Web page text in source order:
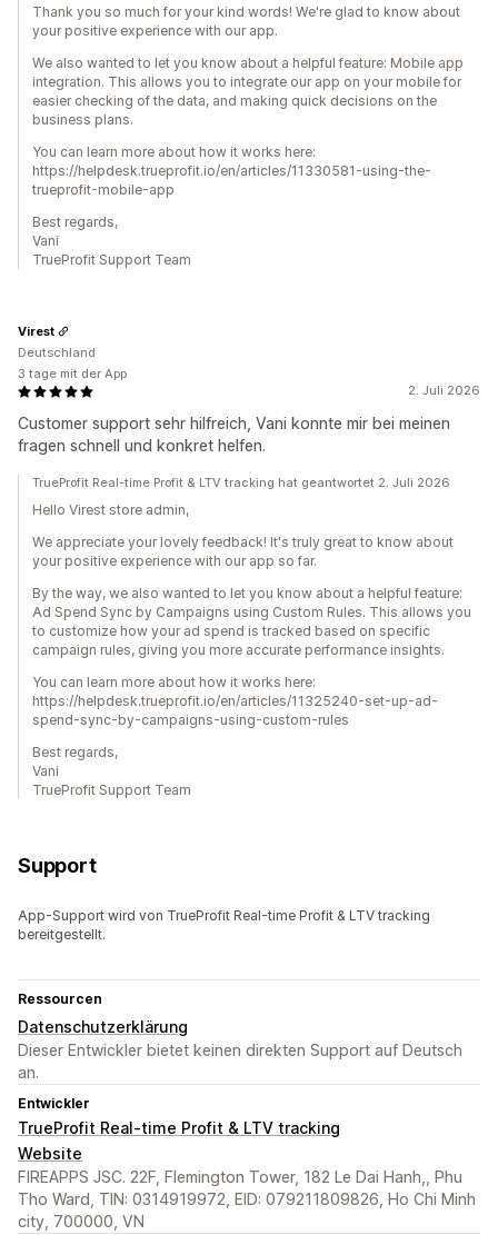
Thank you so much for your kind words! We're glad to know about
your positive experience with our app.
We also wanted to let you know about a helpful feature: Mobile app
integration. This allows you to integrate our app on your mobile for
easier checking of the data, and making quick decisions on the
business plans.
You can learn more about how it works here:
https://helpdesk.trueprofit.io/en/articles/11330581-using-the-
trueprofit-mobile-app
Best regards,
Vani
TrueProfit Support Team
2. Juli 2026
Customer support sehr hilfreich, Vani konnte mir bei meinen
fragen schnell und konkret helfen.
Virest
Deutschland
3 tage mit der App
TrueProfit Real-time Profit & LTV tracking hat geantwortet 2. Juli 2026
Hello Virest store admin,
We appreciate your lovely feedback! It's truly great to know about
your positive experience with our app so far.
By the way, we also wanted to let you know about a helpful feature:
Ad Spend Sync by Campaigns using Custom Rules. This allows you
to customize how your ad spend is tracked based on specific
campaign rules, giving you more accurate performance insights.
You can learn more about how it works here:
https://helpdesk.trueprofit.io/en/articles/11325240-set-up-ad-
spend-sync-by-campaigns-using-custom-rules
Best regards,
Vani
TrueProfit Support Team
Support
App-Support wird von TrueProfit Real-time Profit & LTV tracking
bereitgestellt.
Ressourcen
Datenschutzerklärung
Dieser Entwickler bietet keinen direkten Support auf Deutsch
an.
Entwickler
TrueProfit Real-time Profit & LTV tracking
Website
FIREAPPS JSC. 22F, Flemington Tower, 182 Le Dai Hanh,, Phu
Tho Ward, TIN: 0314919972, EID: 079211809826, Ho Chi Minh
city, 700000, VN